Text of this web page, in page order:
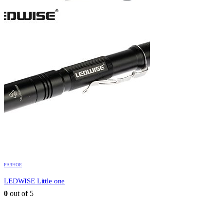
РАЗНОЕ
LEDWISE Little one
0 out of 5